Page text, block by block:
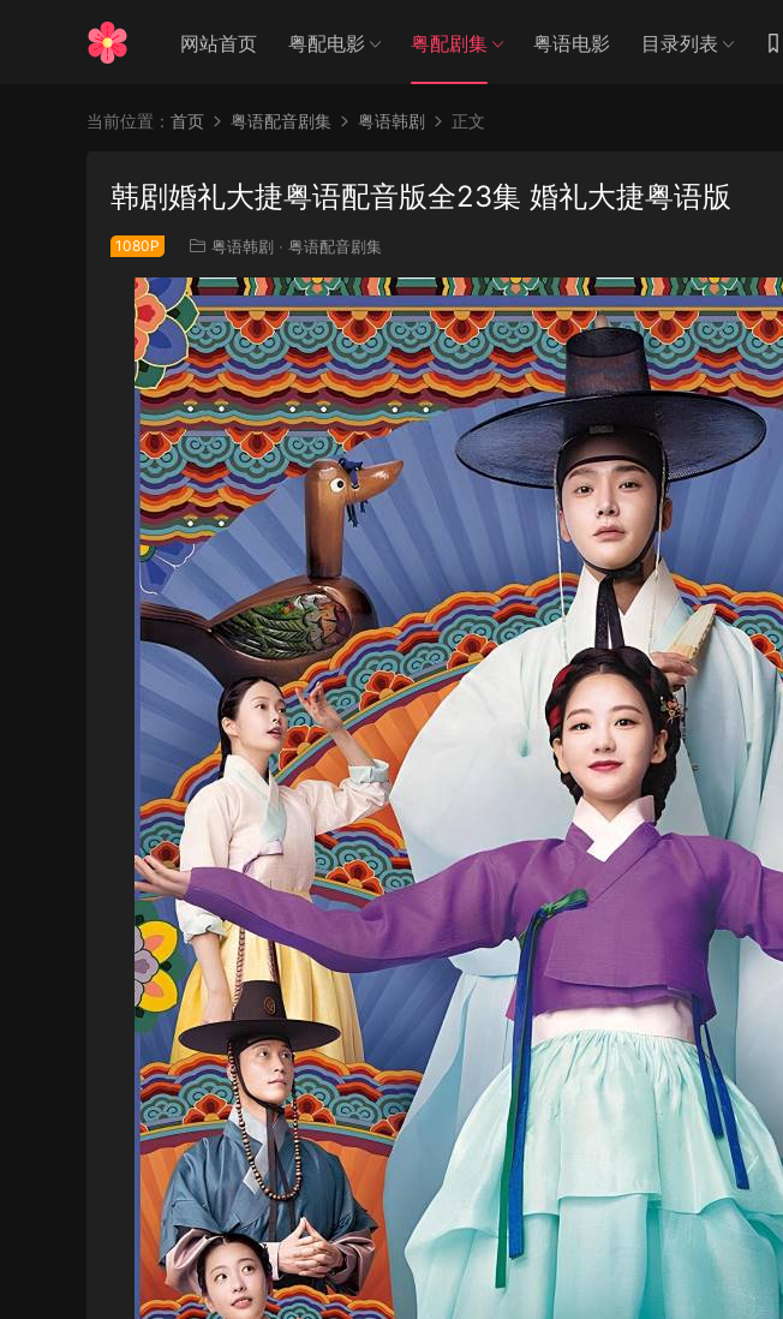
网站首页 粤配电影 粤配剧集 粤语电影 目录列表
当前位置： 首页 粤语配音剧集 粤语韩剧 正文
韩剧婚礼大捷粤语配音版全23集 婚礼大捷粤语版
1080P 粤语韩剧 · 粤语配音剧集